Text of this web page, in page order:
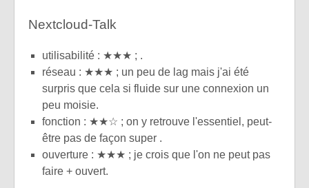
Nextcloud-Talk
utilisabilité : ★★★ ; .
réseau : ★★★ ; un peu de lag mais j'ai été
surpris que cela si fluide sur une connexion un
peu moisie.
fonction : ★★☆ ; on y retrouve l'essentiel, peut-
être pas de façon super .
ouverture : ★★★ ; je crois que l'on ne peut pas
faire + ouvert.